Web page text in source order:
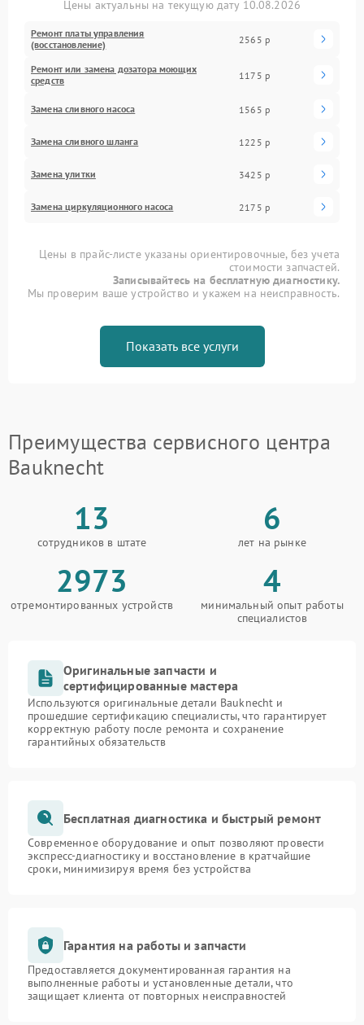
Цены актуальны на текущую дату 10.08.2026
Ремонт платы управления
(восстановление)
2565 р
Ремонт или замена дозатора моющих
средств
1175 р
Замена сливного насоса 1565 р
Замена сливного шланга 1225 р
Замена улитки 3425 р
Замена циркуляционного насоса 2175 р
Цены в прайс-листе указаны ориентировочные, без учета
стоимости запчастей.
Записывайтесь на бесплатную диагностику.
Мы проверим ваше устройство и укажем на неисправность.
Показать все услуги
Преимущества сервисного центра
Bauknecht
13
сотрудников в штате
6
лет на рынке
2973
отремонтированных устройств
4
минимальный опыт работы
специалистов
Оригинальные запчасти и
сертифицированные мастера
Используются оригинальные детали Bauknecht и
прошедшие сертификацию специалисты, что гарантирует
корректную работу после ремонта и сохранение
гарантийных обязательств
Бесплатная диагностика и быстрый ремонт
Современное оборудование и опыт позволяют провести
экспресс-диагностику и восстановление в кратчайшие
сроки, минимизируя время без устройства
Гарантия на работы и запчасти
Предоставляется документированная гарантия на
выполненные работы и установленные детали, что
защищает клиента от повторных неисправностей